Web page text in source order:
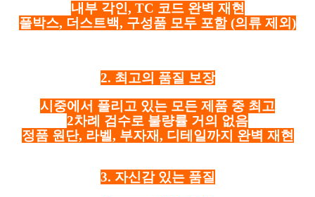
내부 각인, TC 코드 완벽 재현
풀박스, 더스트백, 구성품 모두 포함 (의류 제외)
2. 최고의 품질 보장
시중에서 풀리고 있는 모든 제품 중 최고
2차례 검수로 불량률 거의 없음
정품 원단, 라벨, 부자재, 디테일까지 완벽 재현
3. 자신감 있는 품질